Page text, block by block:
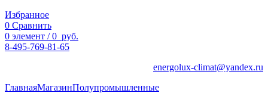
Избранное
0 Сравнить
0 элемент / 0 руб.
8-495-769-81-65
energolux-climat@yandex.ru
ГлавнаяМагазинПолупромышленные